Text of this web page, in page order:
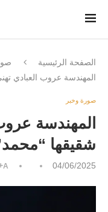
الصفحة الرئيسية
المهندسة عروب العبادي
صورة وخبر
المهندسة
شقيقها
04/06/2025
A-